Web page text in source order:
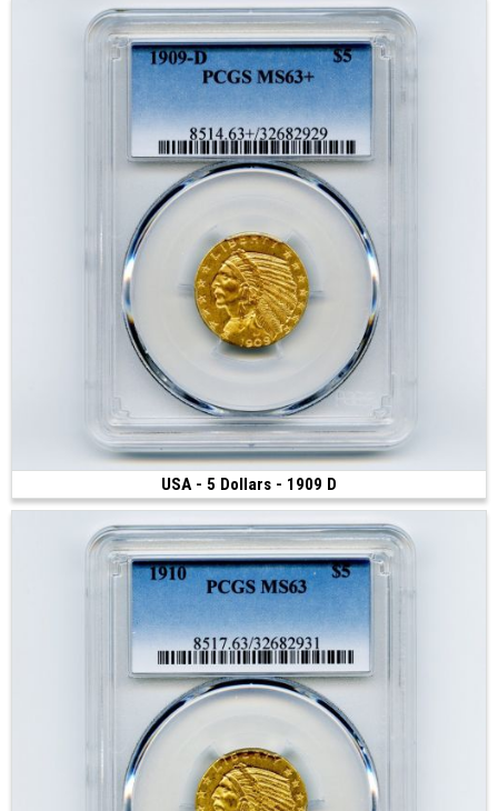
USA - 5 Dollars - 1909 D
(1909 • Denver • 8.35 g • 21.6 mm)